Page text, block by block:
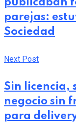
publicaban
parejas:
Sociedad
Next Post
Sin licencia,
negocio sin
para